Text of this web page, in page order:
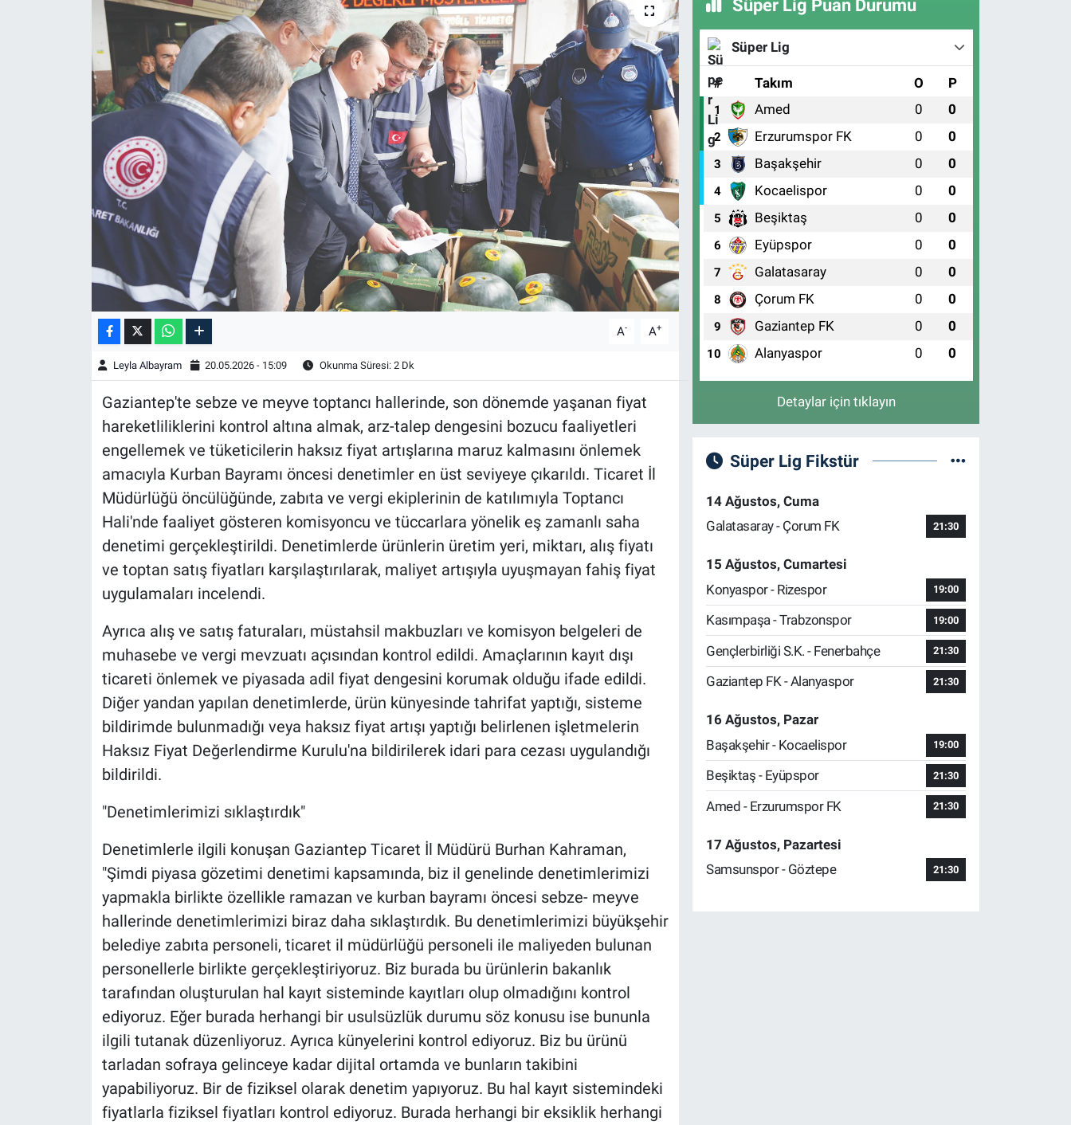
A- A+
Leyla Albayram 20.05.2026 - 15:09 Okunma Süresi: 2 Dk
Gaziantep'te sebze ve meyve toptancı hallerinde, son dönemde yaşanan fiyat
hareketliliklerini kontrol altına almak, arz-talep dengesini bozucu faaliyetleri
engellemek ve tüketicilerin haksız fiyat artışlarına maruz kalmasını önlemek
amacıyla Kurban Bayramı öncesi denetimler en üst seviyeye çıkarıldı. Ticaret İl
Müdürlüğü öncülüğünde, zabıta ve vergi ekiplerinin de katılımıyla Toptancı
Hali'nde faaliyet gösteren komisyoncu ve tüccarlara yönelik eş zamanlı saha
denetimi gerçekleştirildi. Denetimlerde ürünlerin üretim yeri, miktarı, alış fiyatı
ve toptan satış fiyatları karşılaştırılarak, maliyet artışıyla uyuşmayan fahiş fiyat
uygulamaları incelendi.
Ayrıca alış ve satış faturaları, müstahsil makbuzları ve komisyon belgeleri de
muhasebe ve vergi mevzuatı açısından kontrol edildi. Amaçlarının kayıt dışı
ticareti önlemek ve piyasada adil fiyat dengesini korumak olduğu ifade edildi.
Diğer yandan yapılan denetimlerde, ürün künyesinde tahrifat yaptığı, sisteme
bildirimde bulunmadığı veya haksız fiyat artışı yaptığı belirlenen işletmelerin
Haksız Fiyat Değerlendirme Kurulu'na bildirilerek idari para cezası uygulandığı
bildirildi.
"Denetimlerimizi sıklaştırdık"
Denetimlerle ilgili konuşan Gaziantep Ticaret İl Müdürü Burhan Kahraman,
"Şimdi piyasa gözetimi denetimi kapsamında, biz il genelinde denetimlerimizi
yapmakla birlikte özellikle ramazan ve kurban bayramı öncesi sebze- meyve
hallerinde denetimlerimizi biraz daha sıklaştırdık. Bu denetimlerimizi büyükşehir
belediye zabıta personeli, ticaret il müdürlüğü personeli ile maliyeden bulunan
personellerle birlikte gerçekleştiriyoruz. Biz burada bu ürünlerin bakanlık
tarafından oluşturulan hal kayıt sisteminde kayıtları olup olmadığını kontrol
ediyoruz. Eğer burada herhangi bir usulsüzlük durumu söz konusu ise bununla
ilgili tutanak düzenliyoruz. Ayrıca künyelerini kontrol ediyoruz. Biz bu ürünü
tarladan sofraya gelinceye kadar dijital ortamda ve bunların takibini
yapabiliyoruz. Bir de fiziksel olarak denetim yapıyoruz. Bu hal kayıt sistemindeki
fiyatlarla fiziksel fiyatları kontrol ediyoruz. Burada herhangi bir eksiklik herhangi
Süper Lig Puan Durumu
Süper Lig
# Takım O P
1 Amed 0 0
2 Erzurumspor FK 0 0
3 Başakşehir 0 0
4 Kocaelispor 0 0
5 Beşiktaş 0 0
6 Eyüpspor 0 0
7 Galatasaray 0 0
8 Çorum FK 0 0
9 Gaziantep FK 0 0
10 Alanyaspor 0 0
Detaylar için tıklayın
Süper Lig Fikstür
14 Ağustos, Cuma
Galatasaray - Çorum FK
21:30
15 Ağustos, Cumartesi
Konyaspor - Rizespor
19:00
Kasımpaşa - Trabzonspor 19:00
Gençlerbirliği S.K. - Fenerbahçe 21:30
Gaziantep FK - Alanyaspor 21:30
16 Ağustos, Pazar
Başakşehir - Kocaelispor
19:00
Beşiktaş - Eyüpspor 21:30
Amed - Erzurumspor FK 21:30
17 Ağustos, Pazartesi
Samsunspor - Göztepe
21:30